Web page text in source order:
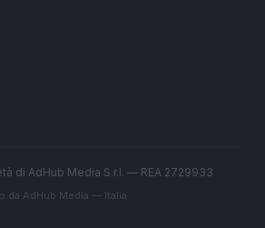
di AdHub Media S.r.l. — REA 2729933
da AdHub Media — Italia